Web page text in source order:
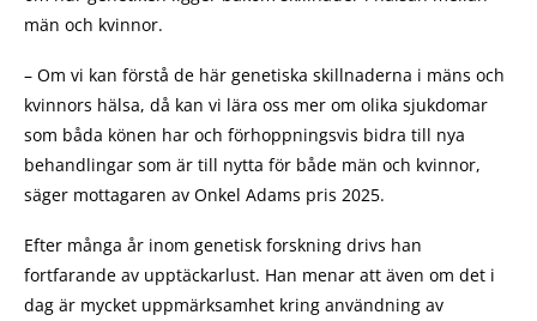
män och kvinnor.
– Om vi kan förstå de här genetiska skillnaderna i mäns och
kvinnors hälsa, då kan vi lära oss mer om olika sjukdomar
som båda könen har och förhoppningsvis bidra till nya
behandlingar som är till nytta för både män och kvinnor,
säger mottagaren av Onkel Adams pris 2025.
Efter många år inom genetisk forskning drivs han
fortfarande av upptäckarlust. Han menar att även om det i
dag är mycket uppmärksamhet kring användning av